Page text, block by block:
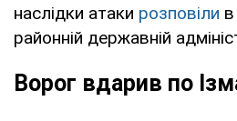
наслідки атаки розповіли в
районній державній
Ворог вдарив по